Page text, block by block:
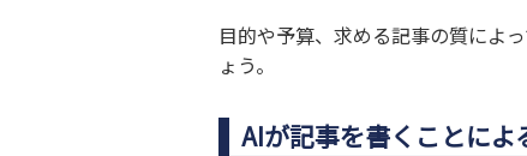
目的や予算、求める記事の質によ
ょう。
AIが記事を書くことに